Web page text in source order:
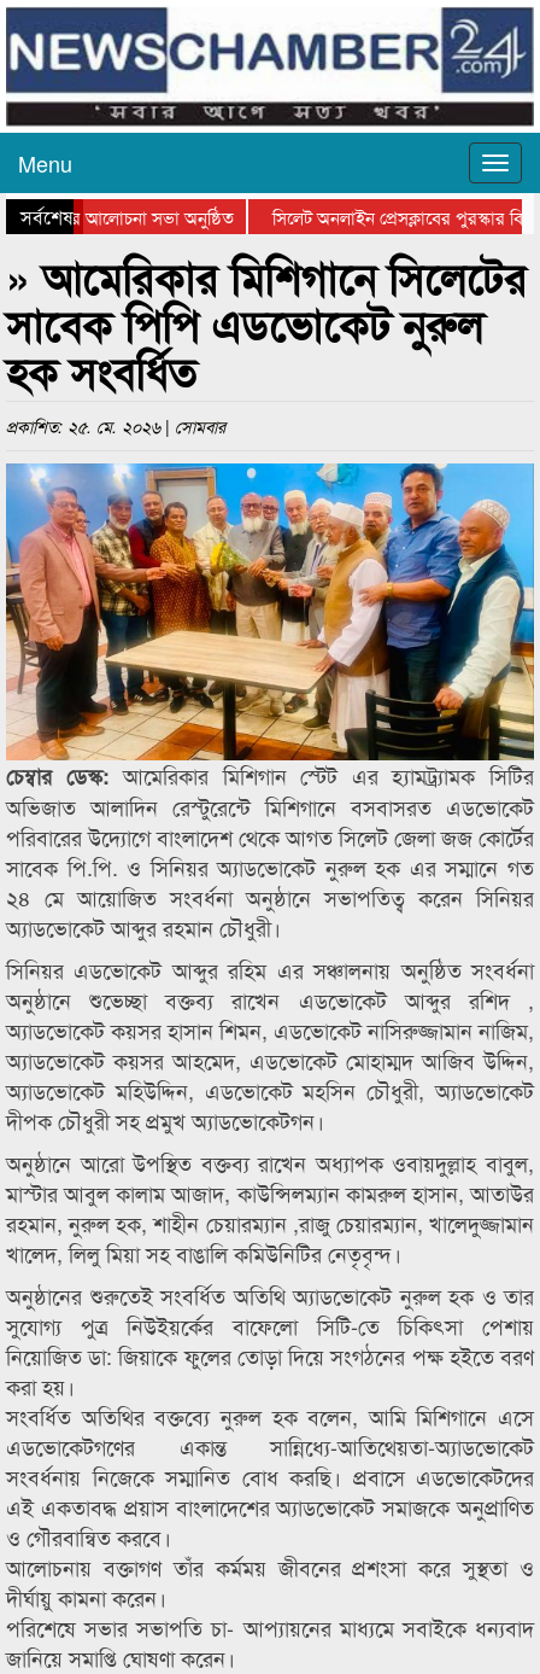
Menu
সর্বশেষ
দিবসের আলোচনা সভা অনুষ্ঠিত
সিলেট অনলাইন প্রেসক্লাবের পুরস্কার
সভা ও সম্মাননা প্রদান
কানাইঘাটের কিশোর আহাদের খুনি
» আমেরিকার মিশিগানে সিলেটের
সাবেক পিপি এডভোকেট নুরুল
হক সংবর্ধিত
প্রকাশিত: ২৫. মে. ২০২৬ | সোমবার
চেম্বার ডেস্ক:আমেরিকার মিশিগান স্টেট এর হ্যামট্র্যামক সিটির
অভিজাত আলাদিন রেস্টুরেন্টে মিশিগানে বসবাসরত এডভোকেট
পরিবারের উদ্যোগে বাংলাদেশ থেকে আগত সিলেট জেলা জজ কোর্টের
সাবেক পি.পি. ও সিনিয়র অ্যাডভোকেট নুরুল হক এর সম্মানে গত
২৪ মে আয়োজিত সংবর্ধনা অনুষ্ঠানে সভাপতিত্ব করেন সিনিয়র
অ্যাডভোকেট আব্দুর রহমান চৌধুরী।
সিনিয়র এডভোকেট আব্দুর রহিম এর সঞ্চালনায় অনুষ্ঠিত সংবর্ধনা
অনুষ্ঠানে শুভেচ্ছা বক্তব্য রাখেন এডভোকেট আব্দুর রশিদ ,
অ্যাডভোকেট কয়সর হাসান শিমন, এডভোকেট নাসিরুজ্জামান নাজিম,
অ্যাডভোকেট কয়সর আহমেদ, এডভোকেট মোহাম্মদ আজিব উদ্দিন,
অ্যাডভোকেট মহিউদ্দিন, এডভোকেট মহসিন চৌধুরী, অ্যাডভোকেট
দীপক চৌধুরী সহ প্রমুখ অ্যাডভোকেটগন।
অনুষ্ঠানে আরো উপস্থিত বক্তব্য রাখেন অধ্যাপক ওবায়দুল্লাহ বাবুল,
মাস্টার আবুল কালাম আজাদ, কাউন্সিলম্যান কামরুল হাসান, আতাউর
রহমান, নুরুল হক, শাহীন চেয়ারম্যান ,রাজু চেয়ারম্যান, খালেদুজ্জামান
খালেদ, লিলু মিয়া সহ বাঙালি কমিউনিটির নেতৃবৃন্দ।
অনুষ্ঠানের শুরুতেই সংবর্ধিত অতিথি অ্যাডভোকেট নুরুল হক ও তার
সুযোগ্য পুত্র নিউইয়র্কের বাফেলো সিটি-তে চিকিৎসা পেশায়
নিয়োজিত ডা: জিয়াকে ফুলের তোড়া দিয়ে সংগঠনের পক্ষ হইতে বরণ
করা হয়।
সংবর্ধিত অতিথির বক্তব্যে নুরুল হক বলেন, আমি মিশিগানে এসে
এডভোকেটগণের একান্ত সান্নিধ্যে-আতিথেয়তা-অ্যাডভোকেট
সংবর্ধনায় নিজেকে সম্মানিত বোধ করছি। প্রবাসে এডভোকেটদের
এই একতাবদ্ধ প্রয়াস বাংলাদেশের অ্যাডভোকেট সমাজকে অনুপ্রাণিত
ও গৌরবান্বিত করবে।
আলোচনায় বক্তাগণ তাঁর কর্মময় জীবনের প্রশংসা করে সুস্থতা ও
দীর্ঘায়ু কামনা করেন।
পরিশেষে সভার সভাপতি চা- আপ্যায়নের মাধ্যমে সবাইকে ধন্যবাদ
জানিয়ে সমাপ্তি ঘোষণা করেন।